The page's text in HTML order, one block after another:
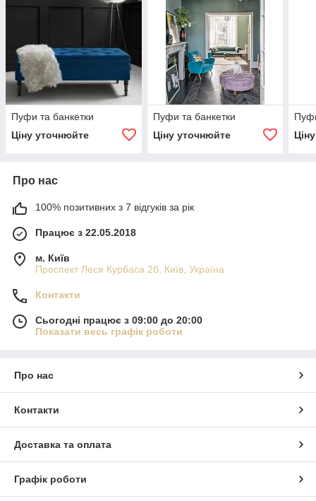
Пуфи та банкетки
Ціну уточнюйте
Пуфи та банкетки
Ціну уточнюйте
Про нас
100% позитивних з 7 відгуків за рік
Працює з 22.05.2018
м. Київ
Проспект Леся Курбаса 2б, Київ, Україна
Контакти
Сьогодні працює з 09:00 до 20:00
Показати весь графік роботи
Про нас
Контакти
Доставка та оплата
Графік роботи